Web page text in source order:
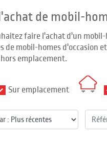
de mobil-
faire l'achat d'un
de mobil-homes d'occasion
hors emplacement.
Sur emplacement